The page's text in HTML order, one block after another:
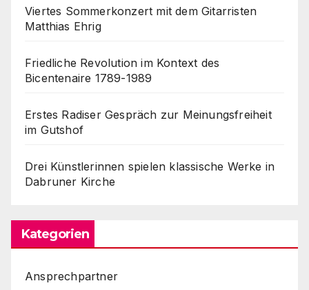
Viertes Sommerkonzert mit dem Gitarristen
Matthias Ehrig
Friedliche Revolution im Kontext des
Bicentenaire 1789-1989
Erstes Radiser Gespräch zur Meinungsfreiheit
im Gutshof
Drei Künstlerinnen spielen klassische Werke in
Dabruner Kirche
Kategorien
Ansprechpartner